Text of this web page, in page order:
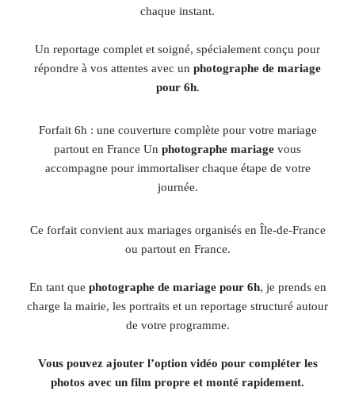
chaque instant.
Un reportage complet et soigné, spécialement conçu pour
répondre à vos attentes avec un photographe de mariage
pour 6h.
Forfait 6h : une couverture complète pour votre mariage
partout en France Un photographe mariage vous
accompagne pour immortaliser chaque étape de votre
journée.
Ce forfait convient aux mariages organisés en Île-de-France
ou partout en France.
En tant que photographe de mariage pour 6h, je prends en
charge la mairie, les portraits et un reportage structuré autour
de votre programme.
Vous pouvez ajouter l’option vidéo pour compléter les
photos avec un film propre et monté rapidement.